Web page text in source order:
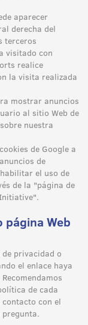
aparecer
derecha del
terceros
visitado con
realice
la visita realizada
mostrar anuncios
al sitio Web de
nuestra
de Google a
de
el uso de
de la "página de
página Web
de privacidad o
el enlace haya
de cada
contacto con el